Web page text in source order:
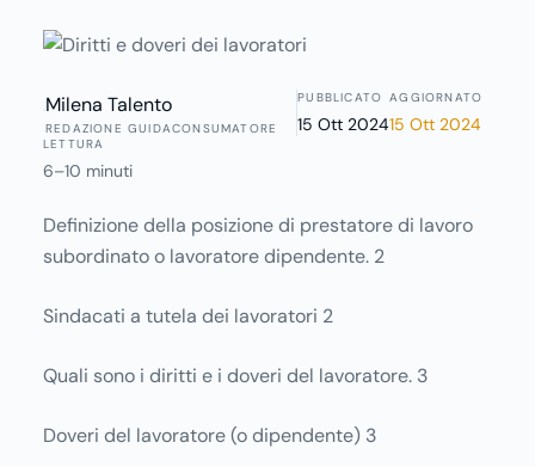
rispettivi doveri. Per il lavoratore è quindi molto
vista la rapidità con cui cambiano le norme, sui
propri diritti, per farli valere al momento giusto, ma
anche sui propri doveri, per non porsi mai in difetto
conoscere i fondamenti del diritto del lavoro, che
siate dipendente o datore di lavoro, ed essere
promozioni, avanzamenti di carriera.
Milena Talento
REDAZIONE GUIDACONSUMATORE
PUBBLICATO
15 Ott 2024
AGGIORNATO
15 Ott 2024
LETTURA
6–10 minuti
Definizione della posizione di prestatore di lavoro
subordinato o lavoratore dipendente. 2
Sindacati a tutela dei lavoratori 2
Quali sono i diritti e i doveri del lavoratore. 3
Doveri del lavoratore (o dipendente) 3